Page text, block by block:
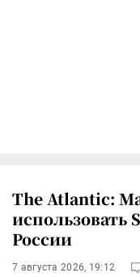
The Atlantic:
использовать
России
7 августа 2026, 19:12